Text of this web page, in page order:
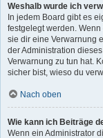
Weshalb wurde ich
In jedem Board gibt es
festgelegt werden.
sie dir eine Verwarnung
der Administration
Verwarnung zu tun hat.
sicher bist, wieso du
Nach oben
Wie kann ich Beiträge
Wenn ein Administrator